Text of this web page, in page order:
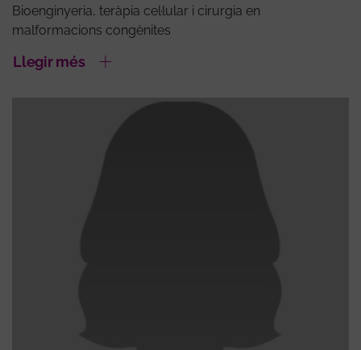
Bioenginyeria, teràpia cel·lular i cirurgia en
malformacions congènites
Llegir més